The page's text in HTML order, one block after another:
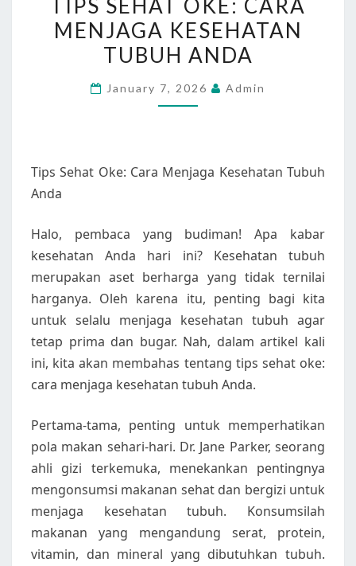
SEHAT
OKE:
CARA
KESEHATAN
TIPS SEHAT OKE: CARA
MENJAGA KESEHATAN
TUBUH ANDA
January 7, 2026 Admin
Tips Sehat Oke: Cara Menjaga Kesehatan Tubuh
Anda
Halo, pembaca yang budiman! Apa kabar
kesehatan Anda hari ini? Kesehatan tubuh
merupakan aset berharga yang tidak ternilai
harganya. Oleh karena itu, penting bagi kita
untuk selalu menjaga kesehatan tubuh agar
tetap prima dan bugar. Nah, dalam artikel kali
ini, kita akan membahas tentang tips sehat oke:
cara menjaga kesehatan tubuh Anda.
Pertama-tama, penting untuk memperhatikan
pola makan sehari-hari. Dr. Jane Parker, seorang
ahli gizi terkemuka, menekankan pentingnya
mengonsumsi makanan sehat dan bergizi untuk
menjaga kesehatan tubuh. Konsumsilah
makanan yang mengandung serat, protein,
vitamin, dan mineral yang dibutuhkan tubuh.